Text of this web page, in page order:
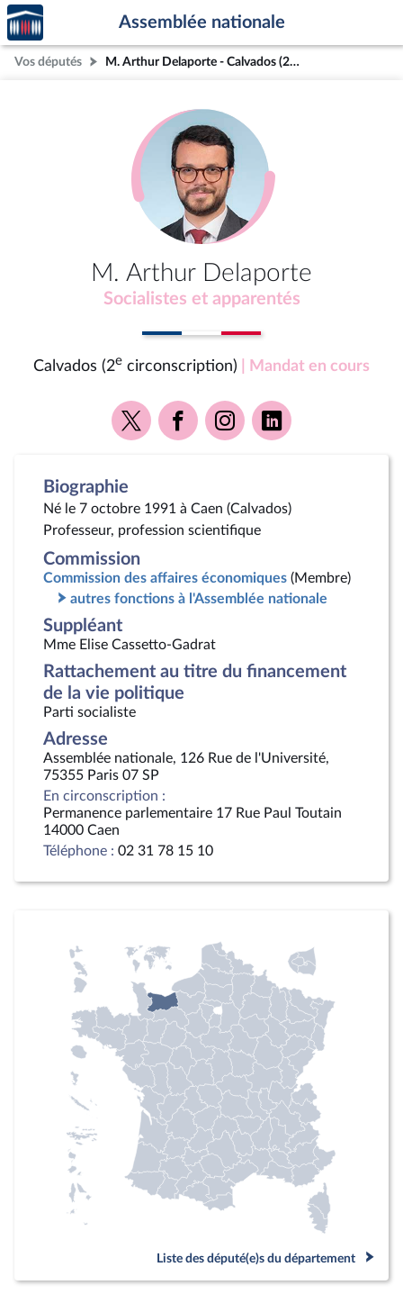
Aller au contenu
Aller en bas de la page
Accèder
à la
page
d'accueil
Assemblée nationale
Vos députés M. Arthur Delaporte - Calvados (2e circonscription)
M. Arthur Delaporte
Socialistes et apparentés
Calvados (2e circonscription) | Mandat en cours
Voir
la
Voir
la
Voir
la
Voir
la
Biographie
Né le 7 octobre 1991 à Caen (Calvados)
Professeur, profession scientifique
Commission
Commission des affaires économiques (Membre)
autres fonctions à l'Assemblée nationale
Suppléant
Mme Elise Cassetto-Gadrat
Rattachement au titre du financement
de la vie politique
Parti socialiste
Adresse
Assemblée nationale, 126 Rue de l'Université,
75355 Paris 07 SP
En circonscription :
Permanence parlementaire 17 Rue Paul Toutain
14000 Caen
Téléphone : 02 31 78 15 10
Liste des député(e)s du département